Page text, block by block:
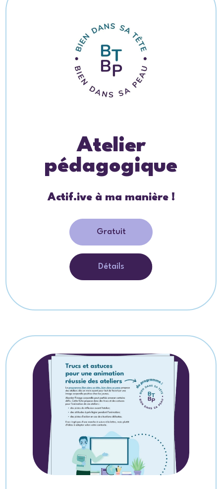
Atelier
pédagogique
Actif.ive à ma manière !
Gratuit
Détails